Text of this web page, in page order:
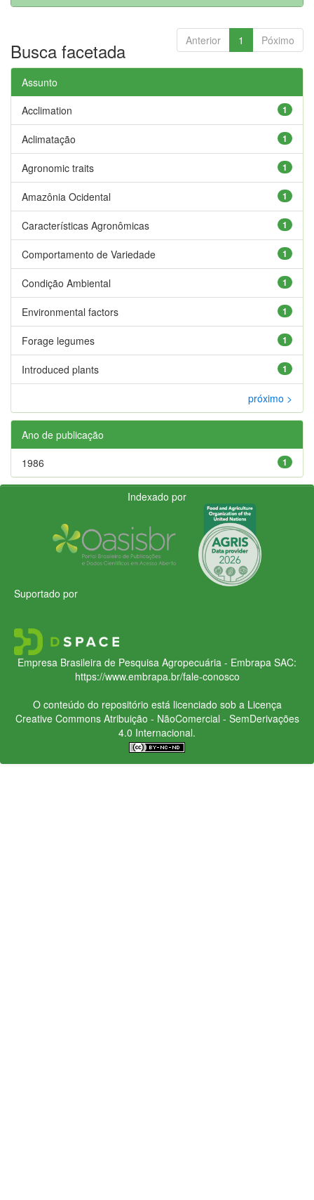
Anterior 1 Póximo
Busca facetada
Assunto
1
Acclimation
1
Aclimatação
1
Agronomic traits
1
Amazônia Ocidental
1
Características Agronômicas
1
Comportamento de Variedade
1
Condição Ambiental
1
Environmental factors
1
Forage legumes
1
Introduced plants
próximo >
Ano de publicação
1
1986
Indexado por
Suportado por
Empresa Brasileira de Pesquisa Agropecuária - Embrapa SAC:
https://www.embrapa.br/fale-conosco
O conteúdo do repositório está licenciado sob a Licença
Creative CommonsAtribuição - NãoComercial - SemDerivações
4.0 Internacional.